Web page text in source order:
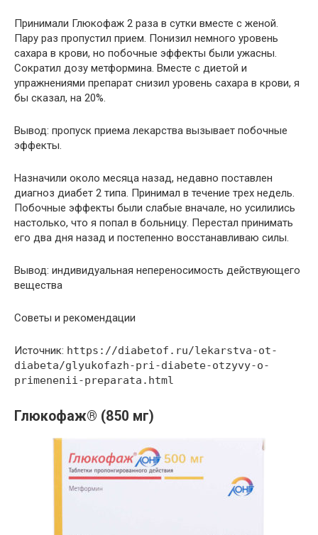
Принимали Глюкофаж 2 раза в сутки вместе с женой.
Пару раз пропустил прием. Понизил немного уровень
сахара в крови, но побочные эффекты были ужасны.
Сократил дозу метформина. Вместе с диетой и
упражнениями препарат снизил уровень сахара в крови, я
бы сказал, на 20%.
Вывод: пропуск приема лекарства вызывает побочные
эффекты.
Назначили около месяца назад, недавно поставлен
диагноз диабет 2 типа. Принимал в течение трех недель.
Побочные эффекты были слабые вначале, но усилились
настолько, что я попал в больницу. Перестал принимать
его два дня назад и постепенно восстанавливаю силы.
Вывод: индивидуальная непереносимость действующего
вещества
Советы и рекомендации
Источник: https://diabetof.ru/lekarstva-ot-
diabeta/glyukofazh-pri-diabete-otzyvy-o-
primenenii-preparata.html
Глюкофаж® (850 мг)